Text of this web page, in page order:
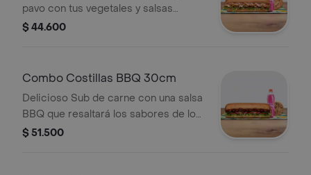
pavo con tus vegetales y salsas
favoritas. Llévalo combo con bebida
$ 44.600
Combo Costillas BBQ 30cm
Delicioso Sub de carne con una salsa
BBQ que resaltará los sabores de los
vegetales que elijas. Llévalo combo
$ 51.500